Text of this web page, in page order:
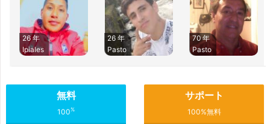
26 年
Ipiales
26 年
Pasto
70 年
Pasto
無料
100%
サポート
100%無料